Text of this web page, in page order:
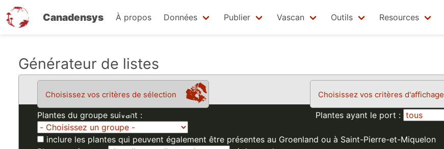
Canadensys À propos Données Publier Vascan Outils Resources
Générateur de listes
Choisissez vos critères de sélection Choisissez vos critères d'affichage
Plantes ayant le port :
Plantes du groupe suivant :
inclure les plantes qui peuvent également être présentes au Groenland ou à Saint-Pierre-et-Miquelon